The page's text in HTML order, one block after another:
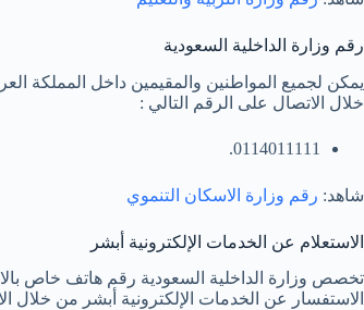
رقم وزارة الداخلية السعودية
يمكن لجميع المواطنين والمقيمين داخل المملكة
خلال الاتصال على الرقم التالي :
0114011111.
شاهد: رقم وزارة الاسكان التنموي
الاستعلام عن الخدمات الإلكترونية أبشر
تخصص وزارة الداخلية السعودية رقم هاتف خاص
الاستفسار عن الخدمات الإلكترونية أبشر من خلال